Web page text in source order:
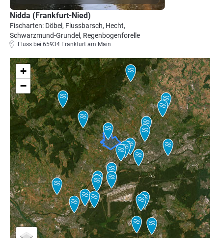
Nidda (Frankfurt-Nied)
Fischarten: Döbel, Flussbarsch, Hecht,
Schwarzmund-Grundel, Regenbogenforelle
Fluss bei 65934 Frankfurt am Main
+
−